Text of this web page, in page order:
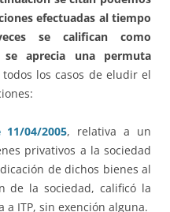
efectuadas al tiempo
se califican como
aprecia una permuta
los casos de eludir el
11/04/2005, relativa a un
privativos a la sociedad
de dichos bienes al
de la sociedad, calificó la
ITP, sin exención alguna.